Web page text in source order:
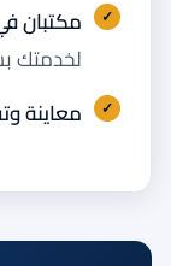
مكتبان
لخدمتك
معاينة